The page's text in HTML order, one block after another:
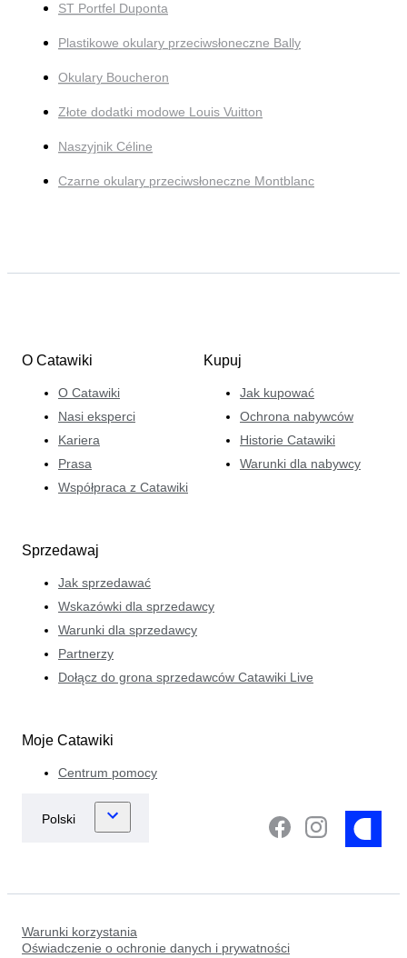
ST Portfel Duponta
Plastikowe okulary przeciwsłoneczne Bally
Okulary Boucheron
Złote dodatki modowe Louis Vuitton
Naszyjnik Céline
Czarne okulary przeciwsłoneczne Montblanc
O Catawiki
O Catawiki
Nasi eksperci
Kariera
Prasa
Współpraca z Catawiki
Kupuj
Jak kupować
Ochrona nabywców
Historie Catawiki
Warunki dla nabywcy
Sprzedawaj
Jak sprzedawać
Wskazówki dla sprzedawcy
Warunki dla sprzedawcy
Partnerzy
Dołącz do grona sprzedawców Catawiki Live
Moje Catawiki
Centrum pomocy
Warunki korzystania
Oświadczenie o ochronie danych i prywatności